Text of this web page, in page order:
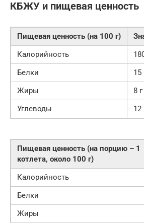
КБЖУ и пищевая ценность
Пищевая ценность (на 100 г)
Калорийность
Белки
15
Жиры
8 г
Углеводы
12
Пищевая ценность (на порцию – 1
котлета, около 100 г)
Калорийность
Белки
Жиры